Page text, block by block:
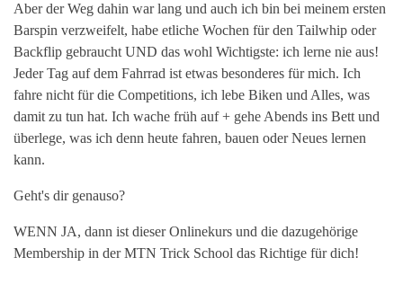
Aber der Weg dahin war lang und auch ich bin bei meinem ersten
Barspin verzweifelt, habe etliche Wochen für den Tailwhip oder
Backflip gebraucht UND das wohl Wichtigste: ich lerne nie aus!
Jeder Tag auf dem Fahrrad ist etwas besonderes für mich. Ich
fahre nicht für die Competitions, ich lebe Biken und Alles, was
damit zu tun hat. Ich wache früh auf + gehe Abends ins Bett und
überlege, was ich denn heute fahren, bauen oder Neues lernen
kann.
Geht's dir genauso?
WENN JA, dann ist dieser Onlinekurs und die dazugehörige
Membership in der MTN Trick School das Richtige für dich!